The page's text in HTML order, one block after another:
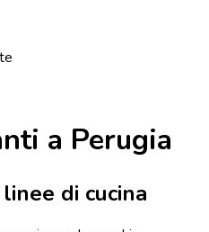
a Perugia
di cucina